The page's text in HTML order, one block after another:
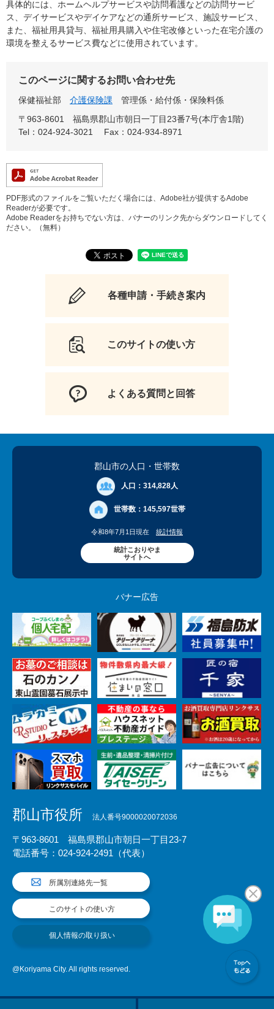
具体的には、ホームヘルプサービスや訪問看護などの訪問サービ
ス、デイサービスやデイケアなどの通所サービス、施設サービス、
また、福祉用具貸与、福祉用具購入や住宅改修といった在宅介護の
環境を整えるサービス費などに使用されています。
このページに関するお問い合わせ先
保健福祉部 介護保険課
管理係・給付係・保険料係
〒963-8601
福島県郡山市朝日一丁目23番7号(本庁舎1階)
Tel：024-924-3021
Fax：024-934-8971
PDF形式のファイルをご覧いただく場合には、Adobe社が提供するAdobe
Readerが必要です。
Adobe Readerをお持ちでない方は、バナーのリンク先からダウンロードしてく
ださい。（無料）
各種申請・手続き案内
このサイトの使い方
よくある質問と回答
郡山市の人口 ・世帯数
人口： 314,828人
世帯数： 145,597世帯
令和8年7月1日現在 統計情報
統計こおりやま
サイトへ
バナー広告
郡山市役所 法人番号9000020072036
〒963-8601 福島県郡山市朝日一丁目23-7
電話番号：024-924-2491（代表）
所属別連絡先一覧
このサイトの使い方
個人情報の取り扱い
@Koriyama City. All rights reserved.